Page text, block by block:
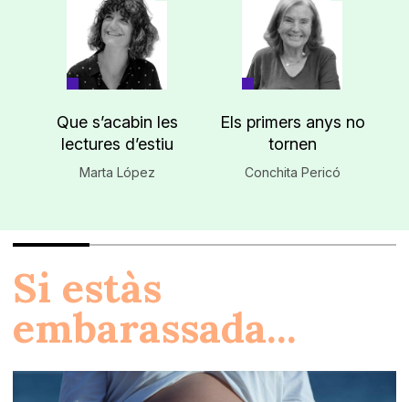
Que s’acabin les
lectures d’estiu
Marta López
Els primers anys no
tornen
Conchita Pericó
Si estàs
embarassada...